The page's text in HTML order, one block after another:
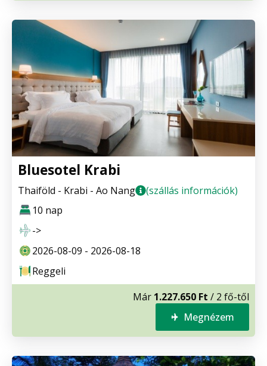
Bluesotel Krabi
Thaiföld - Krabi - Ao Nang
(szállás információk)
10 nap
->
2026-08-09 - 2026-08-18
Reggeli
Már 1.227.650 Ft / 2 fő-től
Megnézem